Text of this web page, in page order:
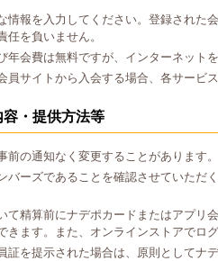
情報を入力してください。登録され
を負いません。
会費は無料ですが、インターネット
サイトから入会する場合、各サービ
・提供方法等
の通知なく変更することがあります。
バーズであることを確認させていた
て精算前にナデポカードまたはアプ
きます。また、オンラインストアでロ
証を提示された場合は、原則として